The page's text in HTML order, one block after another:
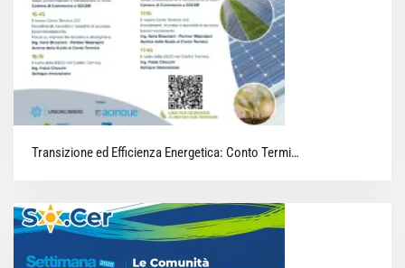
Transizione ed Efficienza Energetica: Conto Termi…